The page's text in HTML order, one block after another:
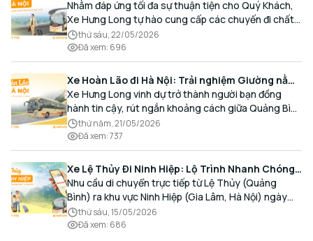
Hành Cùng Xe Hưng Long
Nhằm đáp ứng tối đa sự thuận tiện cho Quý Khách,
Xe Hưng Long tự hào cung cấp các chuyến đi chất
lượng cao, an toàn với lịch trình linh hoạt mỗi ngày.
thứ sáu, 22/05/2026
Đã xem: 696
Xe Hoàn Lão đi Hà Nội: Trải nghiệm Giường nằm
Cao cấp, Đón trả Tận nơi
Xe Hưng Long vinh dự trở thành người bạn đồng
hành tin cậy, rút ngắn khoảng cách giữa Quảng Bình
và Thủ đô bằng chất lượng dịch vụ chuẩn mực.
thứ năm, 21/05/2026
Đã xem:737
Xe Lệ Thủy Đi Ninh Hiệp: Lộ Trình Nhanh Chóng,
Đón Trả Tận Nơi
Nhu cầu di chuyển trực tiếp từ Lệ Thủy (Quảng
Bình) ra khu vực Ninh Hiệp (Gia Lâm, Hà Nội) ngày
càng gia tăng, đặc biệt đối với các hành khách có
nhu cầu giao thương, kinh doanh và mua sắm.
thứ sáu, 15/05/2026
Đã xem: 686